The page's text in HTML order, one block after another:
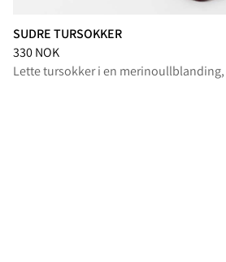
SUDRE TURSOKKER
Pris:330 NOK, redusert fra 330 NOK
330 NOK